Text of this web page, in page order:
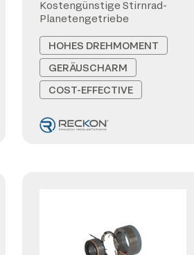
Kostengünstige Stirnrad-
Planetengetriebe
HOHES DREHMOMENT
GERÄUSCHARM
COST-EFFECTIVE